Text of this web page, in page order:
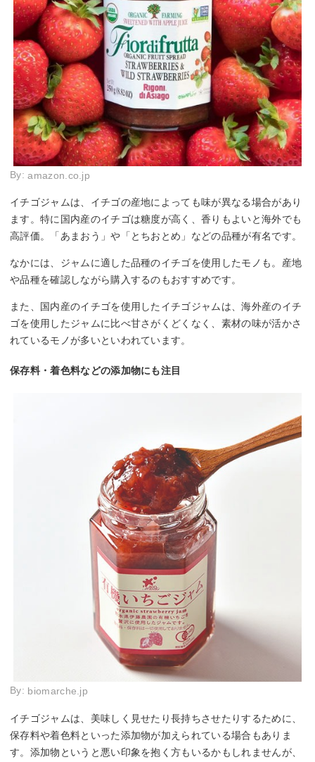
By:amazon.co.jp
イチゴジャムは、イチゴの産地によっても味が異なる場合があり
ます。特に国内産のイチゴは糖度が高く、香りもよいと海外でも
高評価。「あまおう」や「とちおとめ」などの品種が有名です。
なかには、ジャムに適した品種のイチゴを使用したモノも。産地
や品種を確認しながら購入するのもおすすめです。
また、国内産のイチゴを使用したイチゴジャムは、海外産のイチ
ゴを使用したジャムに比べ甘さがくどくなく、素材の味が活かさ
れているモノが多いといわれています。
保存料・着色料などの添加物にも注目
By: biomarche.jp
イチゴジャムは、美味しく見せたり長持ちさせたりするために、
保存料や着色料といった添加物が加えられている場合もありま
す。添加物というと悪い印象を抱く方もいるかもしれませんが、